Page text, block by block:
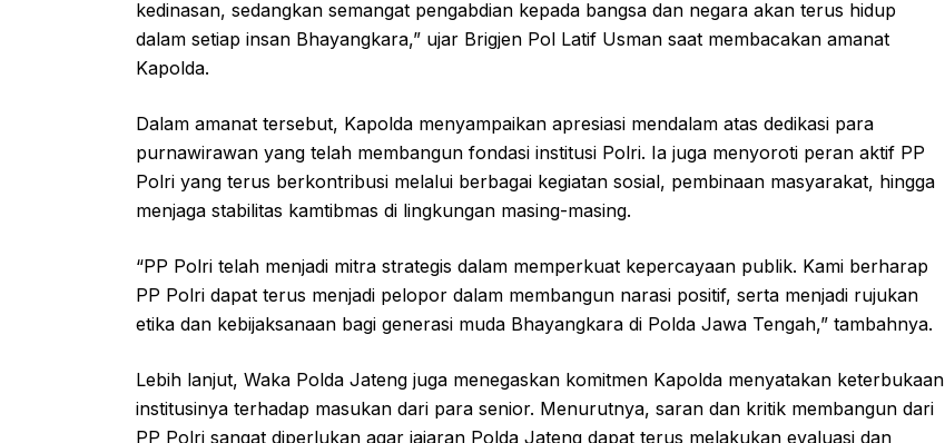
kedinasan, sedangkan semangat pengabdian kepada bangsa dan negara akan terus hidup
dalam setiap insan Bhayangkara,” ujar Brigjen Pol Latif Usman saat membacakan amanat
Kapolda.
Dalam amanat tersebut, Kapolda menyampaikan apresiasi mendalam atas dedikasi para
purnawirawan yang telah membangun fondasi institusi Polri. Ia juga menyoroti peran aktif PP
Polri yang terus berkontribusi melalui berbagai kegiatan sosial, pembinaan masyarakat, hingga
menjaga stabilitas kamtibmas di lingkungan masing-masing.
“PP Polri telah menjadi mitra strategis dalam memperkuat kepercayaan publik. Kami berharap
PP Polri dapat terus menjadi pelopor dalam membangun narasi positif, serta menjadi rujukan
etika dan kebijaksanaan bagi generasi muda Bhayangkara di Polda Jawa Tengah,” tambahnya.
Lebih lanjut, Waka Polda Jateng juga menegaskan komitmen Kapolda menyatakan keterbukaan
institusinya terhadap masukan dari para senior. Menurutnya, saran dan kritik membangun dari
PP Polri sangat diperlukan agar jajaran Polda Jateng dapat terus melakukan evaluasi dan